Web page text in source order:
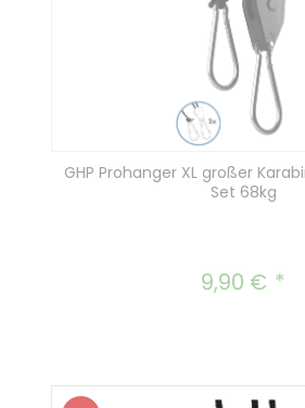
GHP Prohanger XL großer
Set 68kg
Regulärer
9,90 €